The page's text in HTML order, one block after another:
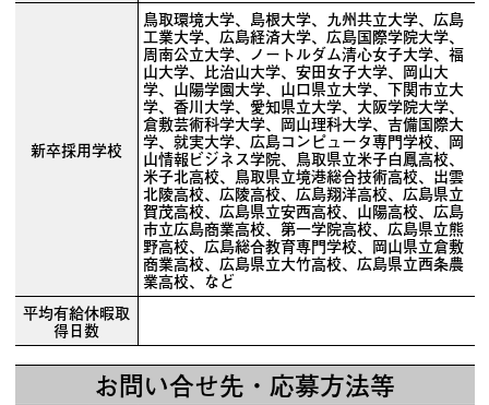
新卒採用学校
鳥取環境大学、島根大学、九州共立大学、広島
工業大学、広島経済大学、広島国際学院大学、
周南公立大学、ノートルダム清心女子大学、福
山大学、比治山大学、安田女子大学、岡山大
学、山陽学園大学、山口県立大学、下関市立大
学、香川大学、愛知県立大学、大阪学院大学、
倉敷芸術科学大学、岡山理科大学、吉備国際大
学、就実大学、広島コンピュータ専門学校、岡
山情報ビジネス学院、鳥取県立米子白鳳高校、
米子北高校、鳥取県立境港総合技術高校、出雲
北陵高校、広陵高校、広島翔洋高校、広島県立
賀茂高校、広島県立安西高校、山陽高校、広島
市立広島商業高校、第一学院高校、広島県立熊
野高校、広島総合教育専門学校、岡山県立倉敷
商業高校、広島県立大竹高校、広島県立西条農
業高校、など
平均有給休暇取
得日数
お問い合せ先・応募方法等